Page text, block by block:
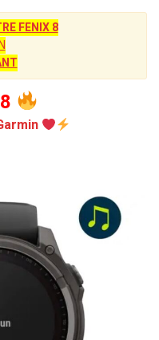
FENIX 8